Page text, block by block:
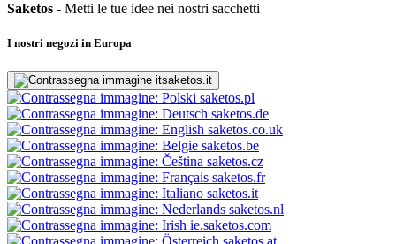
Saketos - Metti le tue idee nei nostri sacchetti
I nostri negozi in Europa
saketos.it
saketos.pl
saketos.de
saketos.co.uk
saketos.be
saketos.cz
saketos.fr
saketos.it
saketos.nl
ie.saketos.com
saketos.at